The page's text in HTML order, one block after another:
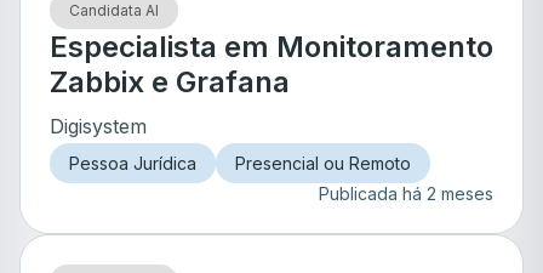
Candidata AI
Especialista em Monitoramento
Zabbix e Grafana
Digisystem
Pessoa Jurídica
Presencial ou Remoto
Publicada há 2 meses